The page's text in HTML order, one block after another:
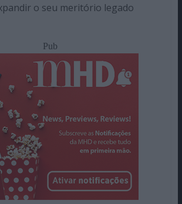
o seu meritório legado
Pub